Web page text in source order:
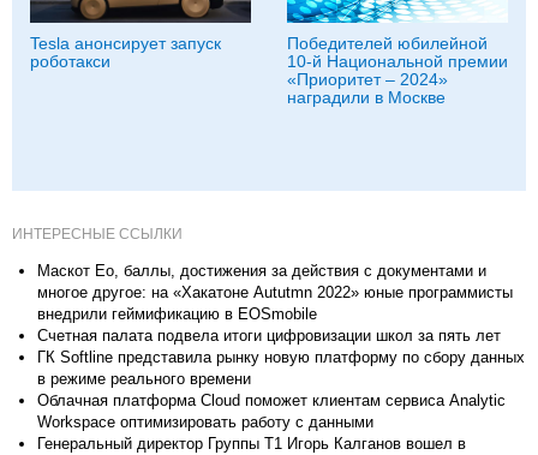
Tesla анонсирует запуск
роботакси
Победителей юбилейной
10-й Национальной премии
«Приоритет – 2024»
наградили в Москве
ИНТЕРЕСНЫЕ ССЫЛКИ
Маскот Ео, баллы, достижения за действия с документами и
многое другое: на «Хакатоне Aututmn 2022» юные программисты
внедрили геймификацию в EOSmobile
Счетная палата подвела итоги цифровизации школ за пять лет
ГК Softline представила рынку новую платформу по сбору данных
в режиме реального времени
Облачная платформа Cloud поможет клиентам сервиса Analytic
Workspace оптимизировать работу с данными
Генеральный директор Группы Т1 Игорь Калганов вошел в